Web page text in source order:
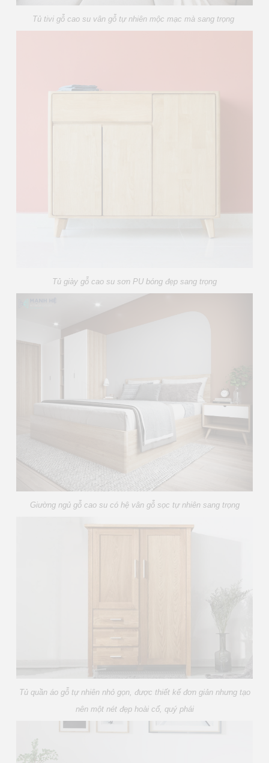
Tủ tivi gỗ cao su vân gỗ tự nhiên mộc mạc mà sang trọng
Tủ giày gỗ cao su sơn PU bóng đẹp sang trọng
Giường ngủ gỗ cao su có hệ vân gỗ sọc tự nhiên sang trọng
Tủ quần áo gỗ tự nhiên nhỏ gọn, được thiết kế đơn giản nhưng tạo
nên một nét đẹp hoài cổ, quý phái